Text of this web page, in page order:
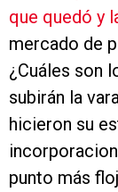
que quedó y
mercado de
¿Cuáles son
subirán la
hicieron su
punto más